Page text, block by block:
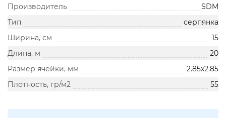
Производитель
SDM
Тип
серпянка
Ширина, см
15
Длина, м
20
Размер ячейки, мм
2.85х2.85
Плотность, гр/м2
55